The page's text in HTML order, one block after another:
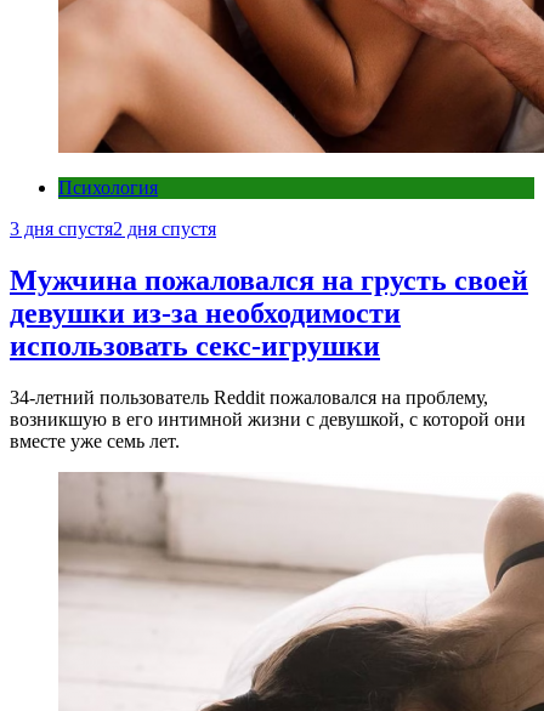
Психология
3 дня спустя2 дня спустя
Мужчина пожаловался на грусть своей
девушки из-за необходимости
использовать секс-игрушки
34-летний пользователь Reddit пожаловался на проблему,
возникшую в его интимной жизни с девушкой, с которой они
вместе уже семь лет.